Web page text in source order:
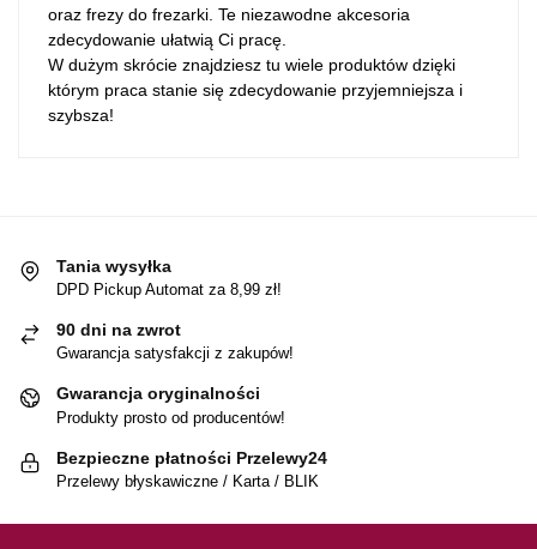
oraz frezy do frezarki. Te niezawodne akcesoria
zdecydowanie ułatwią Ci pracę.
W dużym skrócie znajdziesz tu wiele produktów dzięki
którym praca stanie się zdecydowanie przyjemniejsza i
szybsza!
Tania wysyłka
DPD Pickup Automat za 8,99 zł!
90 dni na zwrot
Gwarancja satysfakcji z zakupów!
Gwarancja oryginalności
Produkty prosto od producentów!
Bezpieczne płatności Przelewy24
Przelewy błyskawiczne / Karta / BLIK